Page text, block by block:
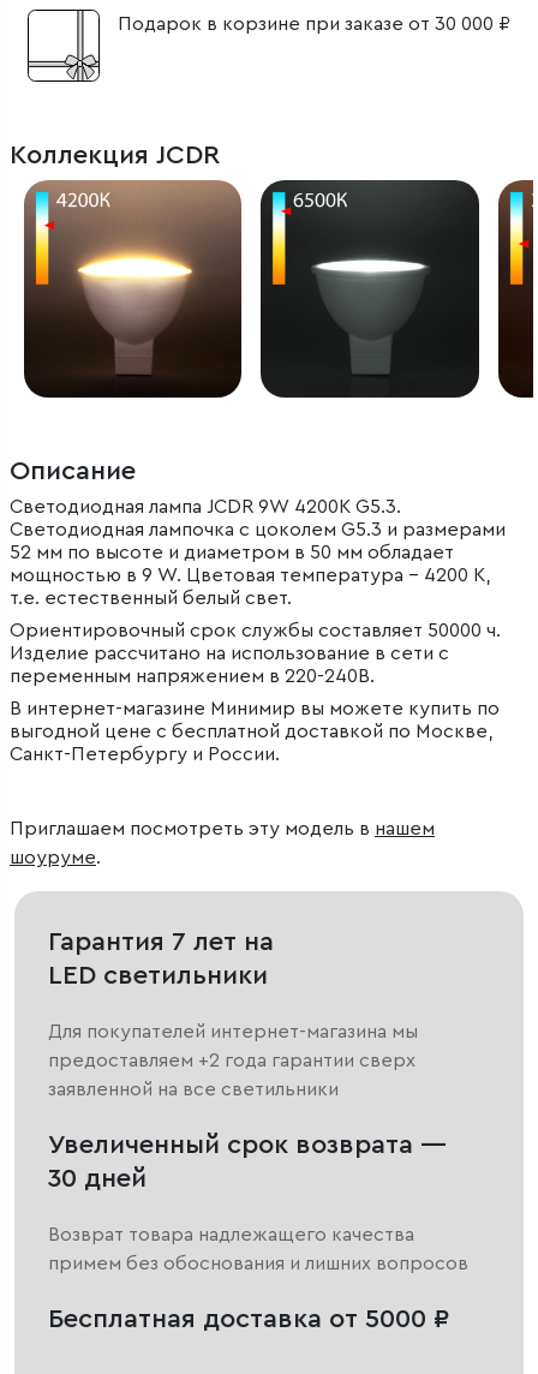
Подарок в корзине при заказе от 30 000 ₽
Коллекция JCDR
Описание
Светодиодная лампа JCDR 9W 4200K G5.3.
Светодиодная лампочка с цоколем G5.3 и размерами
52 мм по высоте и диаметром в 50 мм обладает
мощностью в 9 W. Цветовая температура – 4200 К,
т.е. естественный белый свет.
Ориентировочный срок службы составляет 50000 ч.
Изделие рассчитано на использование в сети с
переменным напряжением в 220-240В.
В интернет-магазине Минимир вы можете купить по
выгодной цене с бесплатной доставкой по Москве,
Санкт-Петербургу и России.
Приглашаем посмотреть эту модель в нашем
шоуруме.
Гарантия 7 лет на
LED светильники
Для покупателей интернет-магазина мы
предоставляем +2 года гарантии сверх
заявленной на все светильники
Увеличенный срок возврата —
30 дней
Возврат товара надлежащего качества
примем без обоснования и лишних вопросов
Бесплатная доставка от 5000 ₽